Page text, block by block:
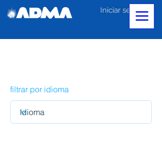
Iniciar sesión
filtrar por idioma